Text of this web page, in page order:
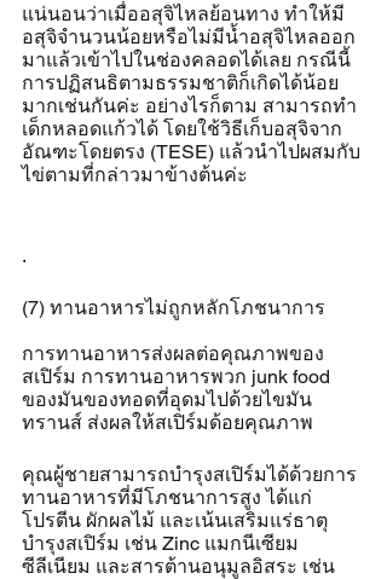
แน่นอนว่าเมื่ออสุจิไหลย้อนทาง ทำให้มี
อสุจิจำนวนน้อยหรือไม่มีน้ำอสุจิไหลออก
มาแล้วเข้าไปในช่องคลอดได้เลย กรณีนี้
การปฏิสนธิตามธรรมชาติก็เกิดได้น้อย
มากเช่นกันค่ะ อย่างไรก็ตาม สามารถทำ
เด็กหลอดแก้วได้ โดยใช้วิธีเก็บอสุจิจาก
อัณฑะโดยตรง (TESE) แล้วนำไปผสมกับ
ไข่ตามที่กล่าวมาข้างต้นค่ะ
.
(7) ทานอาหารไม่ถูกหลักโภชนาการ
การทานอาหารส่งผลต่อคุณภาพของ
สเปิร์ม การทานอาหารพวก junk food
ของมันของทอดที่อุดมไปด้วยไขมัน
ทรานส์ ส่งผลให้สเปิร์มด้อยคุณภาพ
คุณผู้ชายสามารถบำรุงสเปิร์มได้ด้วยการ
ทานอาหารที่มีโภชนาการสูง ได้แก่
โปรตีน ผักผลไม้ และเน้นเสริมแร่ธาตุ
บำรุงสเปิร์ม เช่น Zinc แมกนีเซียม
ซีลีเนียม และสารต้านอนุมูลอิสระ เช่น